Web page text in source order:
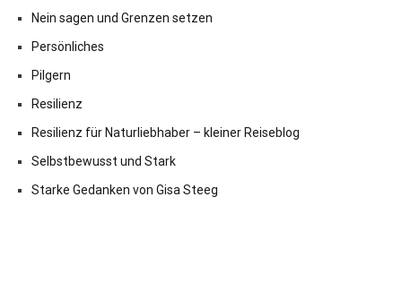
Nein sagen und Grenzen setzen
Persönliches
Pilgern
Resilienz
Resilienz für Naturliebhaber – kleiner Reiseblog
Selbstbewusst und Stark
Starke Gedanken von Gisa Steeg